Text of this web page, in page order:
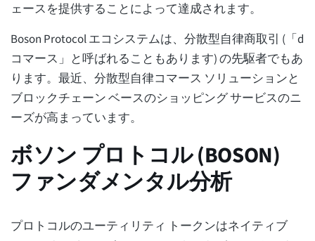
ェースを提供することによって達成されます。
Boson Protocol エコシステムは、分散型自律商取引 (「d
コマース」と呼ばれることもあります) の先駆者でもあ
ります。最近、分散型自律コマース ソリューションと
ブロックチェーン ベースのショッピング サービスのニ
ーズが高まっています。
ボソン プロトコル (BOSON)
ファンダメンタル分析
プロトコルのユーティリティ トークンはネイティブ